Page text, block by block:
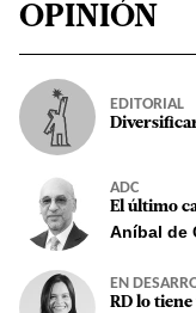
OPINIÓN
EDITORIAL
ADC
El último
Aníbal de
EN
RD lo